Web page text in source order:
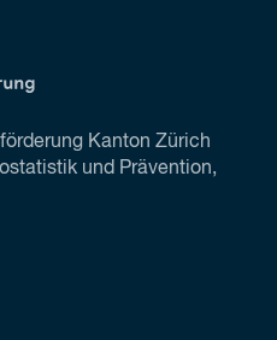
Kanton Zürich
und Prävention,